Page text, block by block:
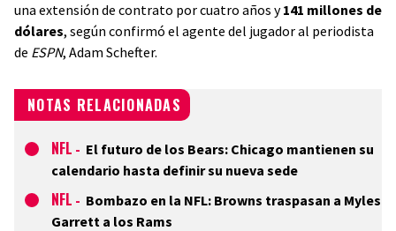
una extensión de contrato por cuatro años y141 millones de
dólares, según confirmó el agente del jugador al periodista
de ESPN, Adam Schefter.
NOTAS RELACIONADAS
NFL - El futuro de los Bears: Chicago mantienen su
calendario hasta definir su nueva sede
NFL - Bombazo en la NFL: Browns traspasan a Myles
Garrett a los Rams